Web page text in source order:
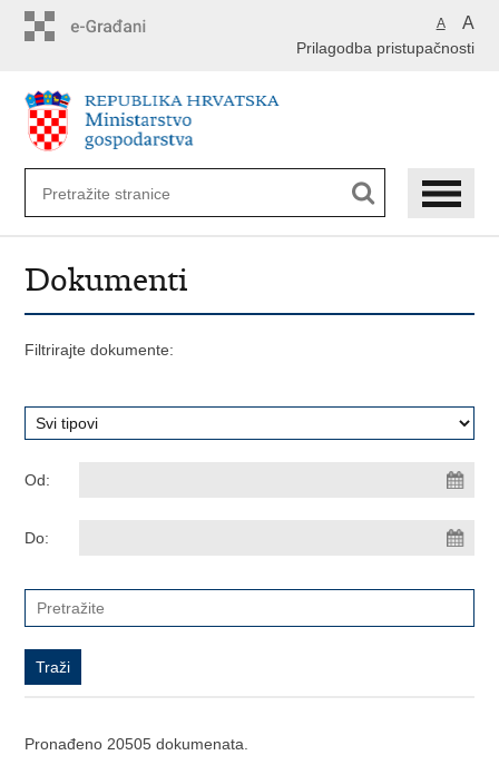
A A
Prilagodba pristupačnosti
Dokumenti
Filtrirajte dokumente:
Od:
Do:
Pronađeno 20505 dokumenata.